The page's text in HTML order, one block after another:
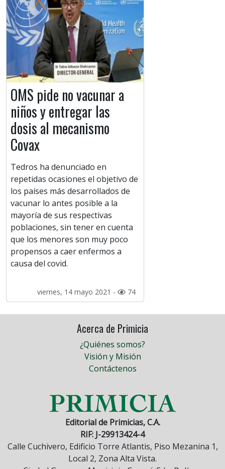
OMS pide no vacunar a
niños y entregar las
dosis al mecanismo
Covax
Tedros ha denunciado en
repetidas ocasiones el objetivo de
los países más desarrollados de
vacunar lo antes posible a la
mayoría de sus respectivas
poblaciones, sin tener en cuenta
que los menores son muy poco
propensos a caer enfermos a
causa del covid.
viernes, 14 mayo 2021 - 74
Acerca de Primicia
¿Quiénes somos?
Visión y Misión
Contáctenos
Editorial de Primicias, C.A.
RIF: J-29913424-4
Calle Cuchivero, Edificio Torre Atlantis, Piso Mezanina 1,
Local 2, Zona Alta Vista.